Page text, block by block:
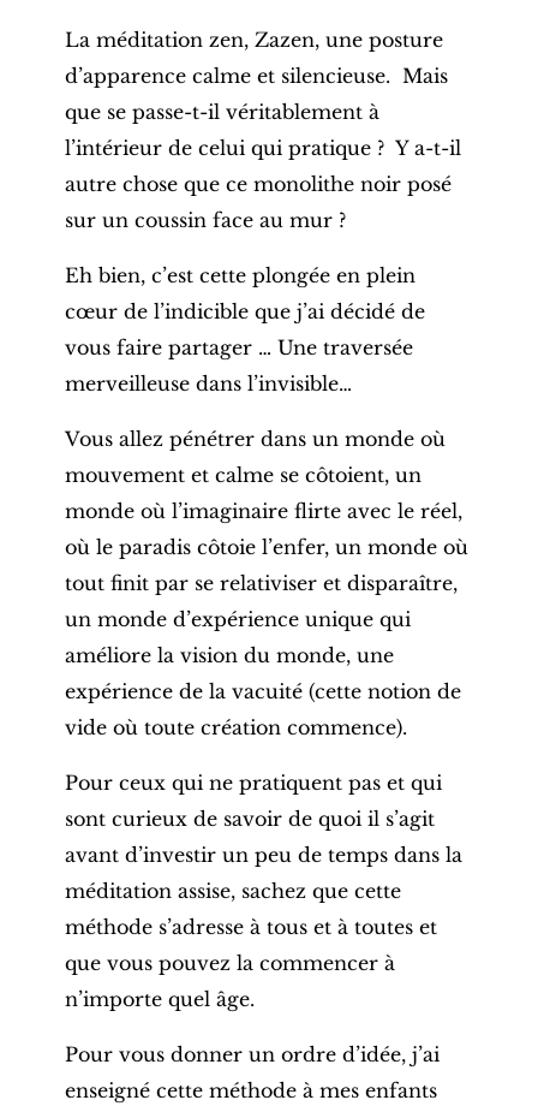
La méditation zen, Zazen, une posture
d’apparence calme et silencieuse. Mais
que se passe-t-il véritablement à
l’intérieur de celui qui pratique ? Y a-t-il
autre chose que ce monolithe noir posé
sur un coussin face au mur ?
Eh bien, c’est cette plongée en plein
cœur de l’indicible que j’ai décidé de
vous faire partager … Une traversée
merveilleuse dans l’invisible…
Vous allez pénétrer dans un monde où
mouvement et calme se côtoient, un
monde où l’imaginaire flirte avec le réel,
où le paradis côtoie l’enfer, un monde où
tout finit par se relativiser et disparaître,
un monde d’expérience unique qui
améliore la vision du monde, une
expérience de la vacuité (cette notion de
vide où toute création commence).
Pour ceux qui ne pratiquent pas et qui
sont curieux de savoir de quoi il s’agit
avant d’investir un peu de temps dans la
méditation assise, sachez que cette
méthode s’adresse à tous et à toutes et
que vous pouvez la commencer à
n’importe quel âge.
Pour vous donner un ordre d’idée, j’ai
enseigné cette méthode à mes enfants